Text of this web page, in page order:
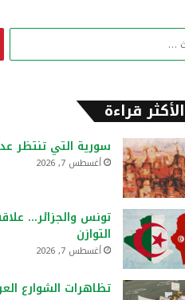
ا
:
الأكثر قراءة
سورية التي تنتظر
أغسطس 7, 2026
تونس والجزائر…
التوازن
أغسطس 7, 2026
تظاهرات الشوارع